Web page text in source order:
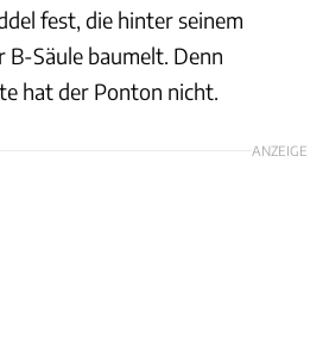
fest, die hinter seinem
Säule baumelt. Denn
hat der Ponton nicht.
ANZEIGE